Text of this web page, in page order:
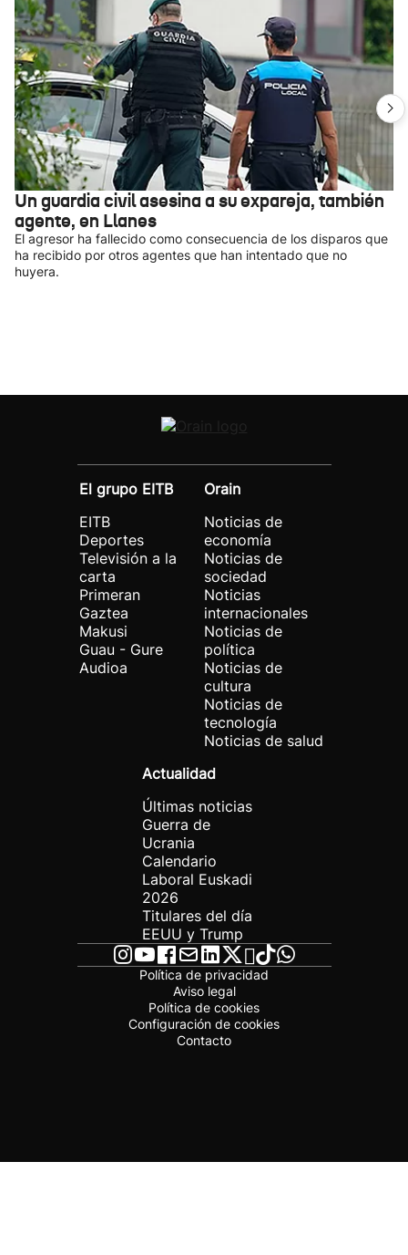
Un guardia civil asesina a su expareja, también
agente, en Llanes
El agresor ha fallecido como consecuencia de los disparos que
ha recibido por otros agentes que han intentado que no
huyera.
El grupo EITB
EITB
Deportes
Televisión a la
carta
Primeran
Gaztea
Makusi
Guau - Gure
Audioa
Orain
Noticias de
economía
Noticias de
sociedad
Noticias
internacionales
Noticias de
política
Noticias de
cultura
Noticias de
tecnología
Noticias de salud
Actualidad
Últimas noticias
Guerra de
Ucrania
Calendario
Laboral Euskadi
2026
Titulares del día
EEUU y Trump
Política de privacidad
Aviso legal
Política de cookies
Configuración de cookies
Contacto